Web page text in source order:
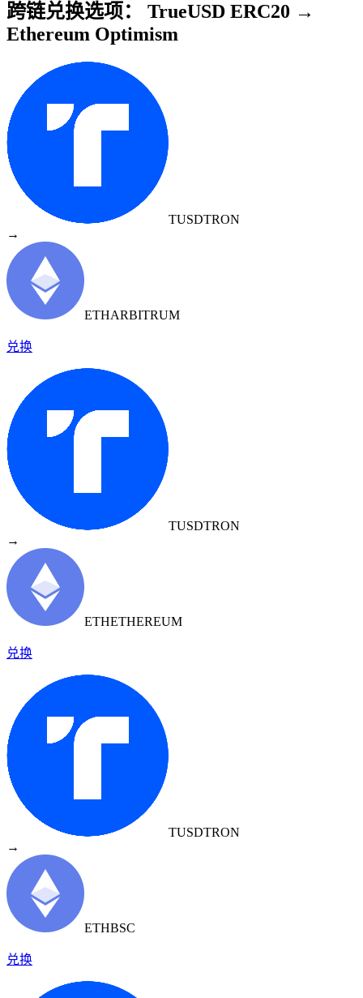
跨链兑换选项： TrueUSD ERC20 →
Ethereum Optimism
TUSDTRON
→
ETHARBITRUM
兑换
TUSDTRON
→
ETHETHEREUM
兑换
TUSDTRON
→
ETHBSC
兑换